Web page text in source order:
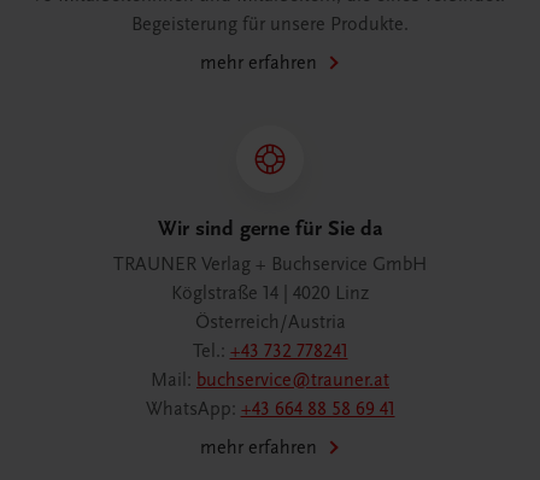
Begeisterung für unsere Produkte.
mehr erfahren
Wir sind gerne für Sie da
TRAUNER Verlag + Buchservice GmbH
Köglstraße 14 | 4020 Linz
Österreich/Austria
Tel.: +43 732 778241
Mail: buchservice@trauner.at
WhatsApp: +43 664 88 58 69 41
mehr erfahren